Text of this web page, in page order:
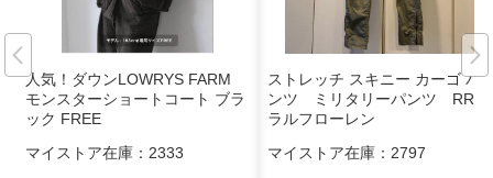
人気！ダウンLOWRYS FARM
モンスターショートコート ブラ
ック FREE
マイストア在庫： 2333
ストレッチ スキニー カーゴ パ
ンツ ミリタリーパンツ RRL
ラルフローレン
マイストア在庫： 2797